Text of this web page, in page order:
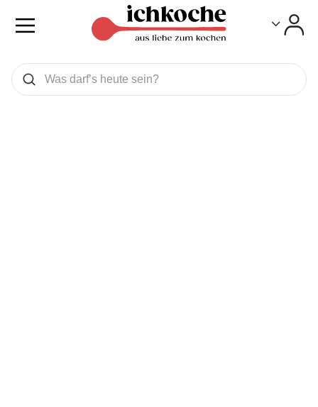
Was wollen Sie suchen
Suchen